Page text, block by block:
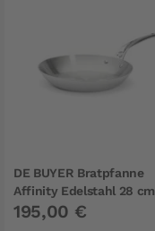
DE BUYER Bratpfanne
Affinity Edelstahl 28 cm
195,00 €